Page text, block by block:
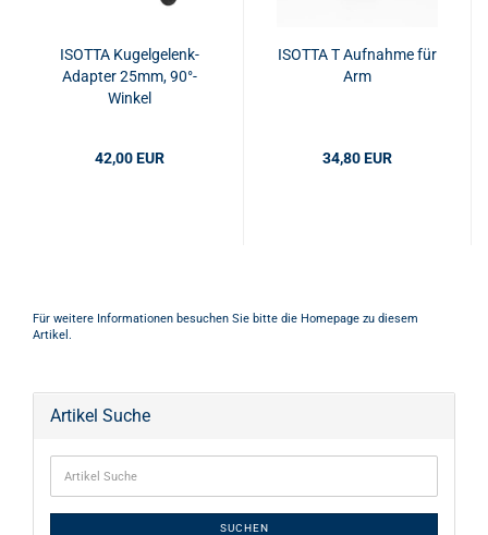
ISOTTA Kugelgelenk-
Adapter 25mm, 90°-
Winkel
42,00 EUR
ISOTTA T Aufnahme für
Arm
34,80 EUR
Für weitere Informationen besuchen Sie bitte die Homepage zu diesem
Artikel.
Artikel Suche
SUCHEN